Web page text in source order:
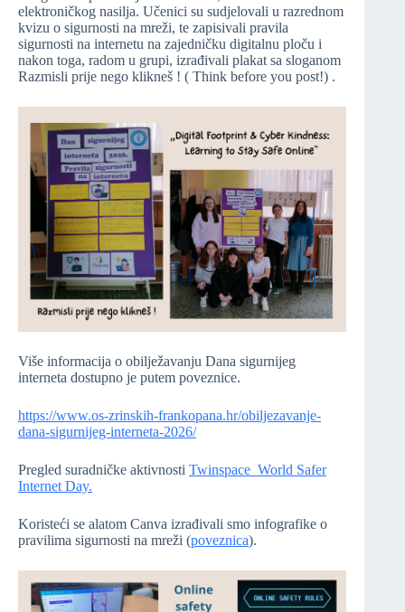
elektroničkog nasilja. Učenici su sudjelovali u razrednom
kvizu o sigurnosti na mreži, te zapisivali pravila
sigurnosti na internetu na zajedničku digitalnu ploču i
nakon toga, radom u grupi, izrađivali plakat sa sloganom
Razmisli prije nego klikneš ! ( Think before you post!) .
Više informacija o obilježavanju Dana sigurnijeg
interneta dostupno je putem poveznice.
https://www.os-zrinskih-frankopana.hr/obiljezavanje-
dana-sigurnijeg-interneta-2026/
Pregled suradničke aktivnosti Twinspace World Safer
Internet Day.
Koristeći se alatom Canva izrađivali smo infografike o
pravilima sigurnosti na mreži (poveznica).